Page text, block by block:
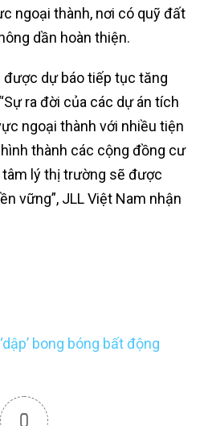
ngoại thành, nơi có quỹ đất
dần hoàn thiện.
được dự báo tiếp tục tăng
ra đời của các dự án tích
ngoại thành với nhiều tiện
thành các cộng đồng cư
tâm lý thị trường sẽ được
vững”, JLL Việt Nam nhận
bong bóng bất động
0